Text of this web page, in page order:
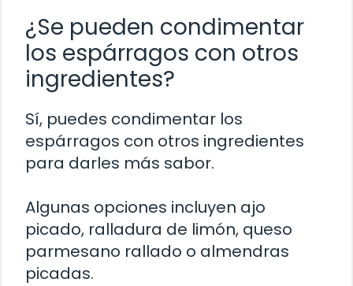
¿Se pueden condimentar
los espárragos con otros
ingredientes?
Sí, puedes condimentar los
espárragos con otros ingredientes
para darles más sabor.
Algunas opciones incluyen ajo
picado, ralladura de limón, queso
parmesano rallado o almendras
picadas.